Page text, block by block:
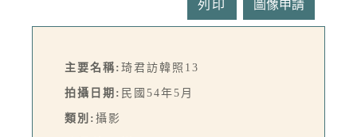
列印
主要名稱: 琦君訪韓照13
拍攝日期: 民國54年5月
類別: 攝影